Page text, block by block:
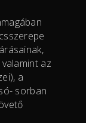
az
a
sorban